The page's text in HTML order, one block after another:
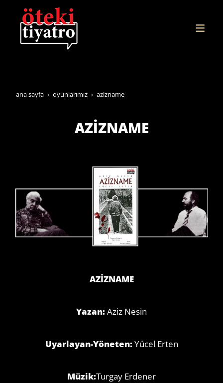
ana sayfa oyunlarimiz azi̇zname
AZİZNAME
AZİZNAME
Yazan:Aziz Nesin
Uyarlayan-Yöneten:Yücel Erten
Müzik:Turgay Erdener